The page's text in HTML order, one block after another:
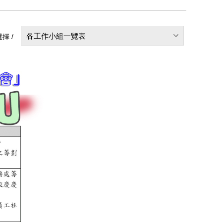
擇 / 各工作小組一覽表